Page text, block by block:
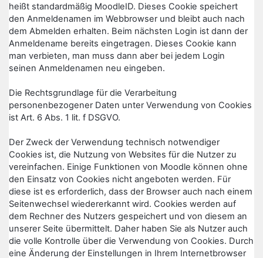
heißt standardmäßig MoodleID. Dieses Cookie speichert
den Anmeldenamen im Webbrowser und bleibt auch nach
dem Abmelden erhalten. Beim nächsten Login ist dann der
Anmeldename bereits eingetragen. Dieses Cookie kann
man verbieten, man muss dann aber bei jedem Login
seinen Anmeldenamen neu eingeben.
Die Rechtsgrundlage für die Verarbeitung
personenbezogener Daten unter Verwendung von Cookies
ist Art. 6 Abs. 1 lit. f DSGVO.
Der Zweck der Verwendung technisch notwendiger
Cookies ist, die Nutzung von Websites für die Nutzer zu
vereinfachen. Einige Funktionen von Moodle können ohne
den Einsatz von Cookies nicht angeboten werden. Für
diese ist es erforderlich, dass der Browser auch nach einem
Seitenwechsel wiedererkannt wird. Cookies werden auf
dem Rechner des Nutzers gespeichert und von diesem an
unserer Seite übermittelt. Daher haben Sie als Nutzer auch
die volle Kontrolle über die Verwendung von Cookies. Durch
eine Änderung der Einstellungen in Ihrem Internetbrowser